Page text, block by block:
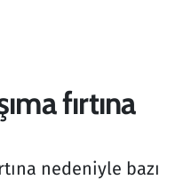
fırtına
nedeniyle bazı